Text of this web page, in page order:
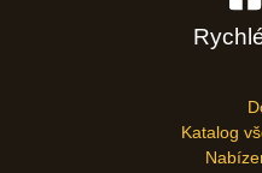
Katalog